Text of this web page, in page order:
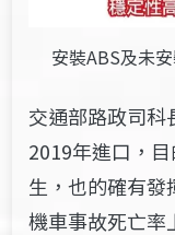
安裝ABS及未
交通部路政司科
2019年進口，
生，也的確有發
機車事故死亡率